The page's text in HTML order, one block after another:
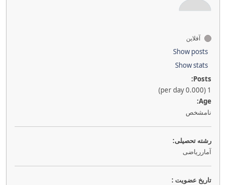
آفلاین
Show posts
Show stats
Posts:
1 (0.000 per day)
Age:
نامشخص
رشته تحصیلی:
آمارریاضی
تاريخ عضويت :